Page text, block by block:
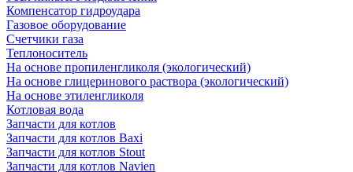
Компенсатор гидроудара
Газовое оборудование
Счетчики газа
Теплоноситель
На основе пропиленгликоля (экологический)
На основе глицеринового раствора (экологический)
На основе этиленгликоля
Котловая вода
Запчасти для котлов
Запчасти для котлов Baxi
Запчасти для котлов Stout
Запчасти для котлов Navien